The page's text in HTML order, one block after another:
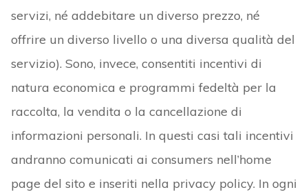
servizi, né addebitare un diverso prezzo, né
offrire un diverso livello o una diversa qualità del
servizio). Sono, invece, consentiti incentivi di
natura economica e programmi fedeltà per la
raccolta, la vendita o la cancellazione di
informazioni personali. In questi casi tali incentivi
andranno comunicati ai consumers nell’home
page del sito e inseriti nella privacy policy. In ogni